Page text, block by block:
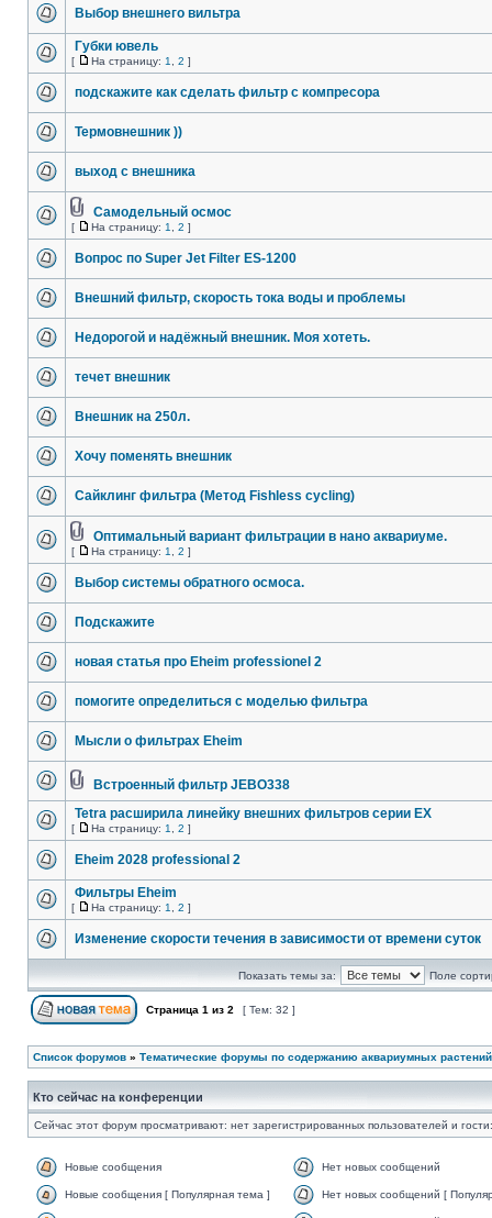
Выбор внешнего вильтра
Губки ювель
[ На страницу: 1 2 ]
подскажите как сделать фильтр с компресора
Термовнешник ))
выход с внешника
Самодельный осмос
[ На страницу: 1 2 ]
Вопрос по Super Jet Filter ES-1200
Внешний фильтр, скорость тока воды и проблемы
Недорогой и надёжный внешник. Моя хотеть.
течет внешник
Внешник на 250л.
Хочу поменять внешник
Cайклинг фильтра (Метод Fishless cycling)
Оптимальный вариант фильтрации в нано аквариуме.
[ На страницу: 1 2 ]
Выбор системы обратного осмоса.
Подскажите
новая статья про Eheim professionel 2
помогите определиться с моделью фильтра
Мысли о фильтрах Eheim
Встроенный фильтр JEBO338
Tetra расширила линейку внешних фильтров cерии EX
[ На страницу: 1 2 ]
Eheim 2028 professional 2
Фильтры Eheim
[ На страницу: 1 2 ]
Изменение скорости течения в зависимости от времени суток
Показать темы за: Поле
Страница 1 из 2 [ Тем: 32 ]
Список форумов » Тематические форумы по содержанию аквариумных
Кто сейчас на конференции
Сейчас этот форум просматривают: нет зарегистрированных пользователей и
Новые сообщения Нет новых сообщений
Новые сообщения [ Популярная тема ] Нет новых сообщений [